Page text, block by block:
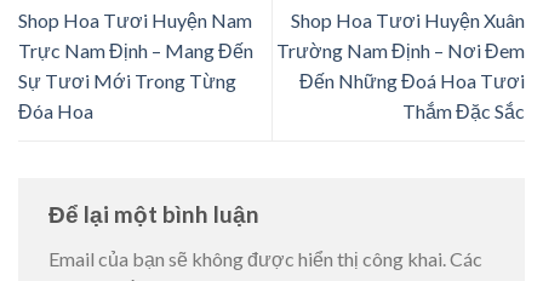
Shop Hoa Tươi Huyện Nam
Trực Nam Định – Mang Đến
Sự Tươi Mới Trong Từng
Đóa Hoa
Shop Hoa Tươi Huyện Xuân
Trường Nam Định – Nơi Đem
Đến Những Đoá Hoa Tươi
Thắm Đặc Sắc
Để lại một bình luận
Email của bạn sẽ không được hiển thị công khai.Các